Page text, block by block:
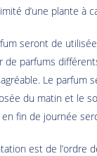
d’une plante à
seront de
de parfums
Le parfum
du matin et le
en fin de journée
est de l’ordre